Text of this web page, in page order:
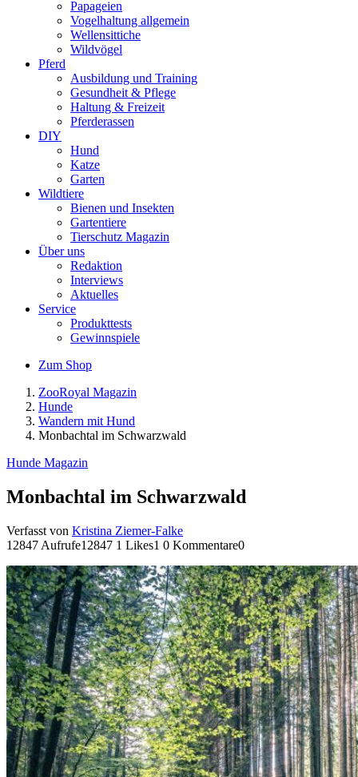
Papageien
Vogelhaltung allgemein
Wellensittiche
Wildvögel
Pferd
Ausbildung und Training
Gesundheit & Pflege
Haltung & Freizeit
Pferderassen
DIY
Hund
Katze
Garten
Wildtiere
Bienen und Insekten
Gartentiere
Tierschutz Magazin
Über uns
Redaktion
Interviews
Aktuelles
Service
Produkttests
Gewinnspiele
Zum Shop
ZooRoyal Magazin
Hunde
Wandern mit Hund
Monbachtal im Schwarzwald
Hunde Magazin
Monbachtal im Schwarzwald
Verfasst von Kristina Ziemer-Falke
12847 Aufrufe12847 1 Likes1 0 Kommentare0